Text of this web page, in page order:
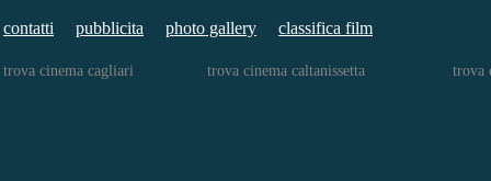
contatti pubblicita photo gallery classifica film
trova cinema cagliari trova cinema caltanissetta trova